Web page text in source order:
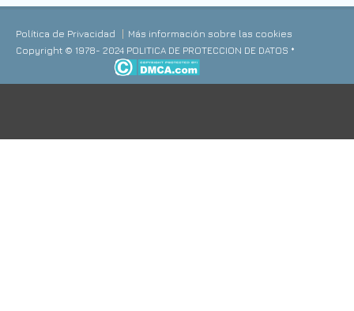
Política de Privacidad
Más información sobre las cookies
Copyright © 1978- 2024 POLITICA DE PROTECCION DE DATOS *